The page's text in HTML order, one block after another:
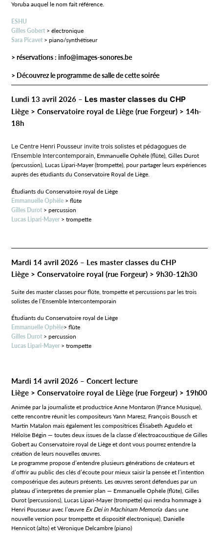
Yoruba auquel le nom fait référence.
ESHU
Gilles Gobert > électronique
Sara Picavet > piano/synthétiseur
> réservations :info@images-sonores.be
> Découvrez le programme de salle de cette soirée
Lundi 13 avril 2026 – Les master classes du CHP
Liège > Conservatoire royal de Liège (rue Forgeur) > 14h-
18h
Le Centre Henri Pousseur invite trois solistes et pédagogues de
l’Ensemble Intercontemporain, Emmanuelle Ophèle (flûte), Gilles Durot
(percussion), Lucas Lipari-Mayer (trompette), pour partager leurs expériences
auprès des étudiants du Conservatoire Royal de Liège.
Étudiants du Conservatoire royal de Liège
Emmanuelle Ophèle > flûte
Gilles Durot > percussion
Lucas Lipari-Mayer > trompette
Mardi 14 avril 2026 – Les master classes du CHP
Liège > Conservatoire royal (rue Forgeur) > 9h30-12h30
Suite des master classes pour flûte, trompette et percussions par les trois
solistes de l’Ensemble Intercontemporain
Étudiants du Conservatoire royal de Liège
Emmanuelle Ophèle> flûte
Gilles Durot > percussion
Lucas Lipari-Mayer > trompette
Mardi 14 avril 2026 – Concert lecture
Liège > Conservatoire royal de Liège (rue Forgeur) > 19h00
Animée par la journaliste et productrice Anne Montaron (France Musique),
cette rencontre réunit les compositeurs Yann Maresz, François Bousch et
Martin Matalon mais également les compositrices Élisabeth Agudelo et
Héloïse Bégin — toutes deux issues de la classe d’électroacoustique de Gilles
Gobert au Conservatoire royal de Liège et dont vous pourrez entendre la
création de leurs nouvelles œuvres.
Le programme propose d’entendre plusieurs générations de créateurs et
d’offrir au public des clés d’écoute pour mieux saisir la pensée et l’intention
composérique des auteurs présents. Les œuvres seront défendues par un
plateau d’interprètes de premier plan — Emmanuelle Ophèle (flûte), Gilles
Durot (percussions), Lucas Lipari‑Mayer (trompette) qui rendra hommage à
Henri Pousseur avec l’œuvre Ex Dei in Machinam Memoriadans une
nouvelle version pour trompette et dispositif électronique), Danielle
Hennicot (alto) et Véronique Delcambre (piano)